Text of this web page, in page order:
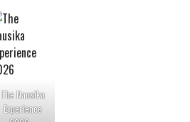
The Nausika
Experience